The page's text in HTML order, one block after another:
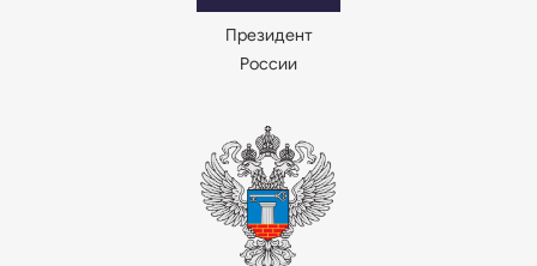
Президент
России